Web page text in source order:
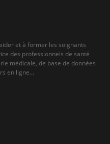
et à former les soignants
des professionnels de santé
médicale, de base de données
en ligne...